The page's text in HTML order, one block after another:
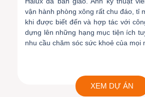
vận hành phòng xông rất chu đáo, tỉ
khi được biết đến và hợp tác với
dựng lên những hạng mục tiện ích
nhu cầu chăm sóc sức khoẻ của mọi
XEM DỰ ÁN